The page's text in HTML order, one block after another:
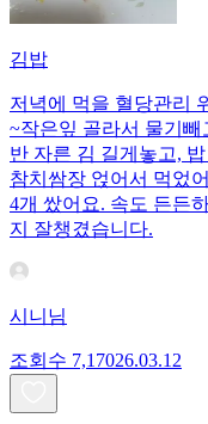
김밥
저녁에 먹을 혈당관리
~작은잎 골라서 물기
반 자른 김 길게놓고,
참치쌈장 얹어서 먹었
4개 쌌어요. 속도 든든
지 잘챙겼습니다.
시니님
조회수 7,17026.03.12